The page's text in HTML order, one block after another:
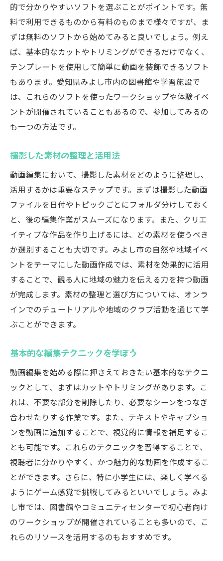
的で分かりやすいソフトを選ぶことがポイントです。無
料で利用できるものから有料のものまで様々ですが、ま
ずは無料のソフトから始めてみると良いでしょう。例え
ば、基本的なカットやトリミングができるだけでなく、
テンプレートを使用して簡単に動画を装飾できるソフト
もあります。愛知県みよし市内の図書館や学習施設で
は、これらのソフトを使ったワークショップや体験イベ
ントが開催されていることもあるので、参加してみるの
も一つの方法です。
撮影した素材の整理と活用法
動画編集において、撮影した素材をどのように整理し、
活用するかは重要なステップです。まずは撮影した動画
ファイルを日付やトピックごとにフォルダ分けしておく
と、後の編集作業がスムーズになります。また、クリエ
イティブな作品を作り上げるには、どの素材を使うべき
か選別することも大切です。みよし市の自然や地域イベ
ントをテーマにした動画作成では、素材を効果的に活用
することで、観る人に地域の魅力を伝える力を持つ動画
が完成します。素材の整理と選び方については、オンラ
インでのチュートリアルや地域のクラブ活動を通じて学
ぶことができます。
基本的な編集テクニックを学ぼう
動画編集を始める際に押さえておきたい基本的なテクニ
ックとして、まずはカットやトリミングがあります。こ
れは、不要な部分を削除したり、必要なシーンをつなぎ
合わせたりする作業です。また、テキストやキャプショ
ンを動画に追加することで、視覚的に情報を補足するこ
とも可能です。これらのテクニックを習得することで、
視聴者に分かりやすく、かつ魅力的な動画を作成するこ
とができます。さらに、特に小学生には、楽しく学べる
ようにゲーム感覚で挑戦してみるといいでしょう。みよ
し市では、図書館やコミュニティセンターで初心者向け
のワークショップが開催されていることも多いので、こ
れらのリソースを活用するのもおすすめです。